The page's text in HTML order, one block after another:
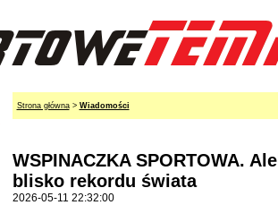
Strona główna> Wiadomości
WSPINACZKA SPORTOWA.
blisko rekordu świata
2026-05-11 22:32:00